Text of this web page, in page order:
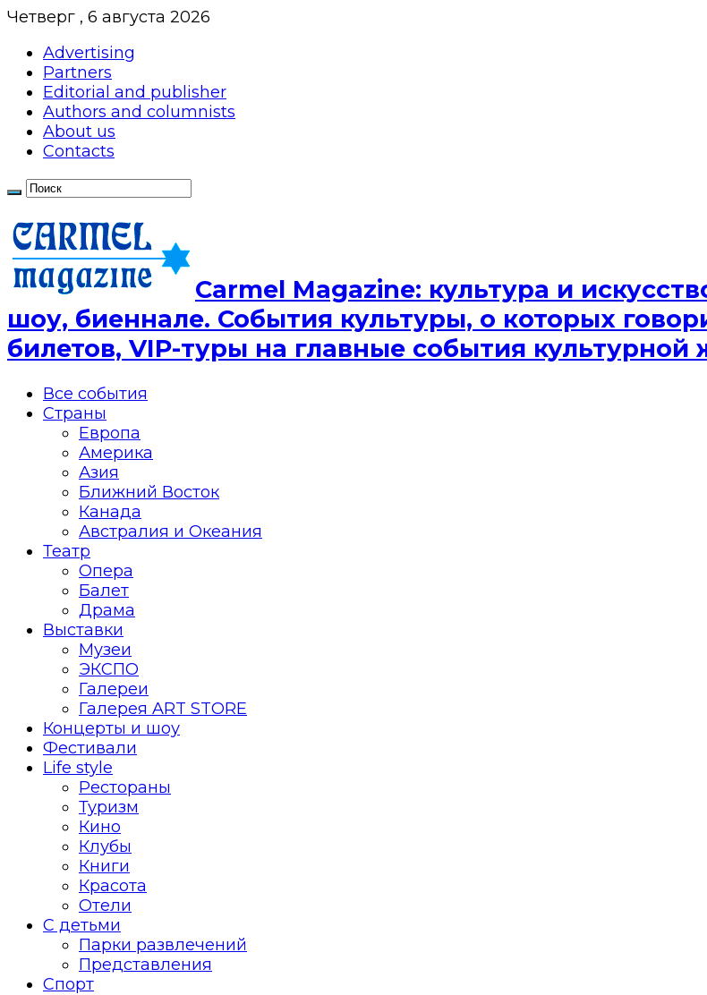
Четверг , 6 августа 2026
Advertising
Partners
Editorial and publisher
Authors and columnists
About us
Contacts
Сarmel Magazine: культура и
шоу, биеннале. События культуры, о которых
билетов, VIP-туры на главные события
Все события
Страны
Европа
Америка
Азия
Ближний Восток
Канада
Австралия и Океания
Театр
Опера
Балет
Драма
Выставки
Музеи
ЭКСПО
Галереи
Галерея ART STORE
Концерты и шоу
Фестивали
Life style
Рестораны
Туризм
Кино
Клубы
Книги
Красота
Отели
С детьми
Парки развлечений
Представления
Спорт